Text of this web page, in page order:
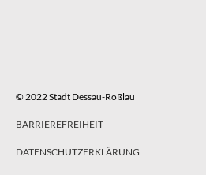
© 2022 Stadt Dessau-Roßlau
BARRIEREFREIHEIT
DATENSCHUTZERKLÄRUNG